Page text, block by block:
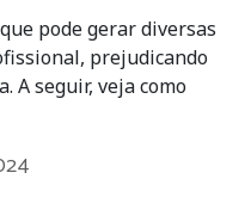
pode gerar diversas
prejudicando
A seguir, veja como